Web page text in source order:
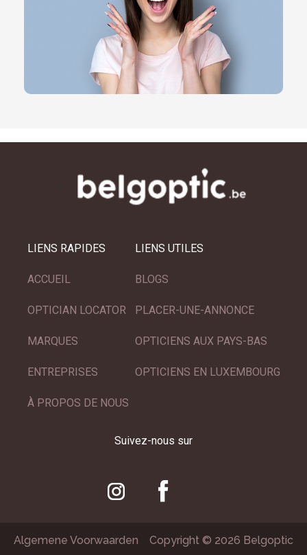
LIENS RAPIDES
ACCUEIL
OPTICIAN LOCATOR
MARQUES
ENTREPRISES
À PROPOS DE NOUS
LIENS UTILES
BLOGS
PLACER-UNE-ANNONCE
OPTICIENS AUX PAYS-BAS
OPTICIENS EN LUXEMBOURG
Suivez-nous sur
Algemene Voorwaarden Copyright © 2026 Belgoptic